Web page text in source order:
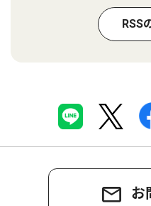
RSS
お